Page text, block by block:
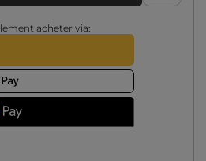
acheter via: